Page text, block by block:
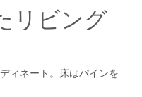
リビング
ィネート。床はパインを